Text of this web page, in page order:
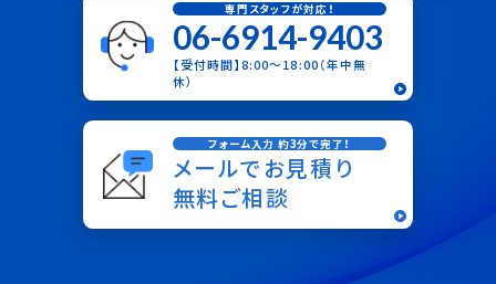
専門スタッフが対応！
06-6914-9403
【受付時間】8:00〜18:00（年中無
休）
フォーム入力 約3分で完了！
メールでお見積り
無料ご相談